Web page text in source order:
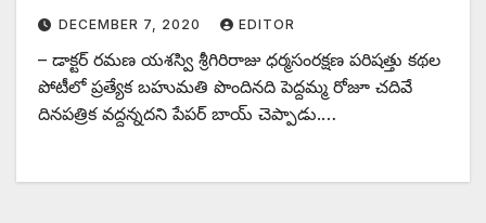
DECEMBER 7, 2020 EDITOR
– డాక్టర్‌ ‌రమణ యశస్వి ‌శ్రీగిరిరాజు ధర్మసంరక్షణ పరిషత్తు కథల
పోటీలో ప్రత్యేక బహుమతి పొందినది పెద్దమ్మ రోజూ చదివే
దినపత్రిక వద్దన్నదని పేపర్‌ ‌బాయ్‌ ‌చెప్పాడు.…